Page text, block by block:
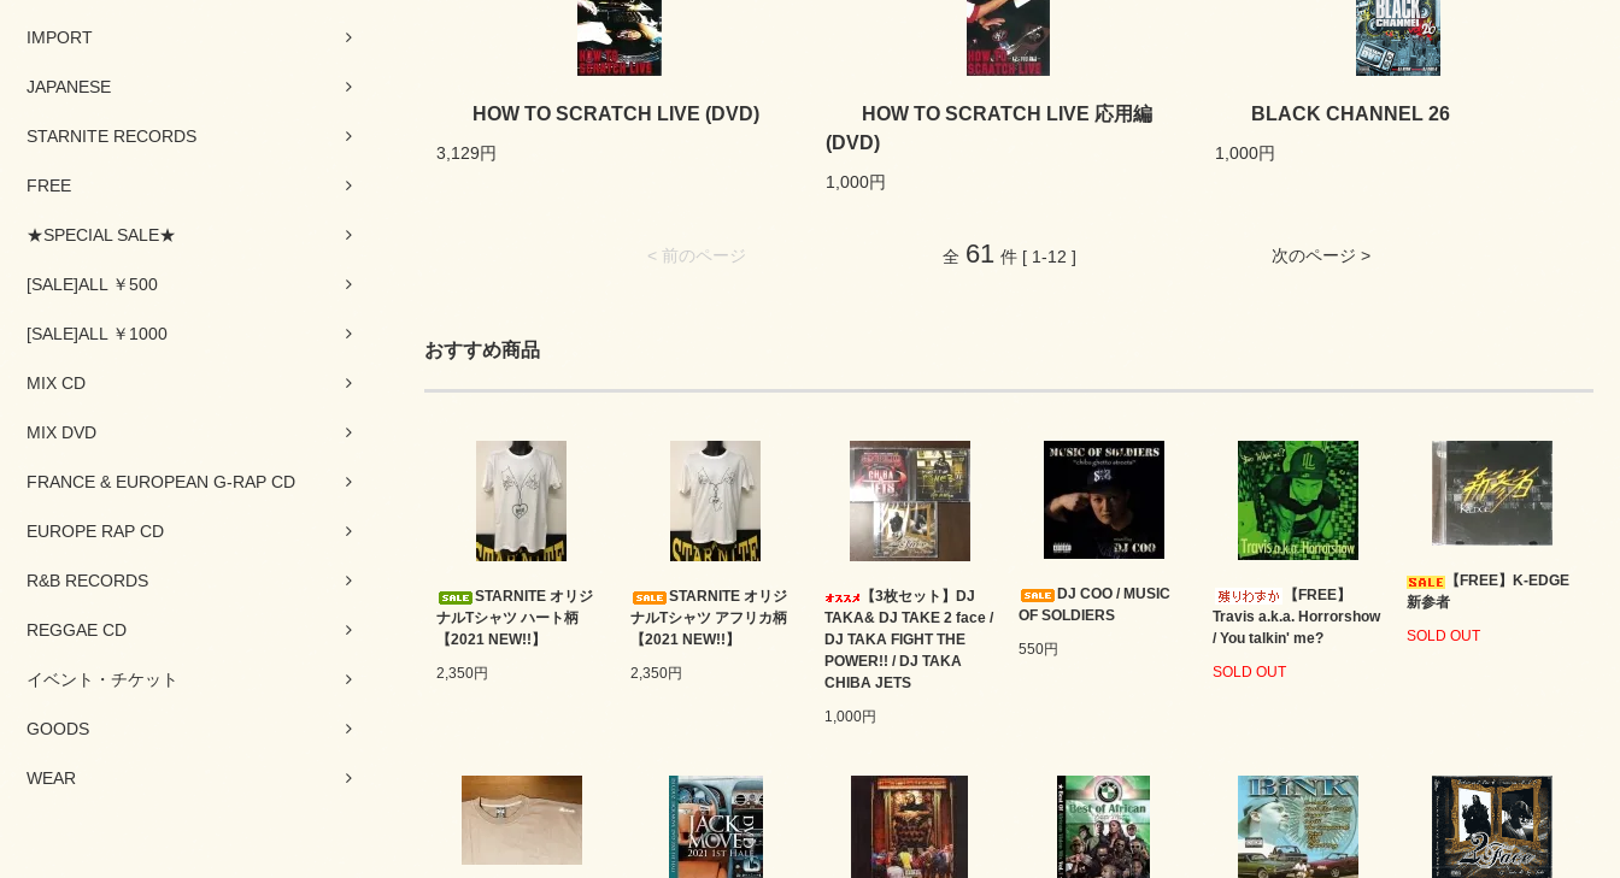
IMPORT
JAPANESE
STARNITE RECORDS
FREE
★SPECIAL SALE★
[SALE]ALL ￥500
[SALE]ALL ￥1000
MIX CD
MIX DVD
FRANCE & EUROPEAN G-RAP CD
EUROPE RAP CD
R&B RECORDS
REGGAE CD
イベント・チケット
GOODS
WEAR
HOW TO SCRATCH LIVE (DVD)
3,129円
HOW TO SCRATCH LIVE 応用編
(DVD)
1,000円
BLACK CHANNEL 26
1,000円
< 前のページ 次のページ >
全 61 件 [ 1-12 ]
おすすめ商品
STARNITE オリジ
ナルTシャツ ハート柄
【2021 NEW!!】
2,350円
STARNITE オリジ
ナルTシャツ アフリカ柄
【2021 NEW!!】
2,350円
【3枚セット】DJ
TAKA& DJ TAKE 2 face /
DJ TAKA FIGHT THE
POWER!! / DJ TAKA
CHIBA JETS
1,000円
DJ COO / MUSIC
OF SOLDIERS
550円
【FREE】
Travis a.k.a. Horrorshow
/ You talkin' me?
SOLD OUT
【FREE】K-EDGE
新参者
SOLD OUT